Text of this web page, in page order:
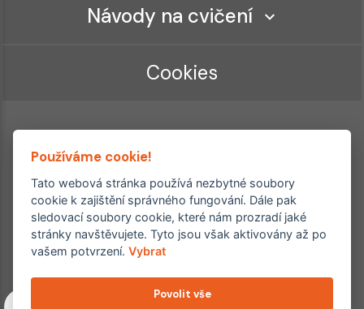
Návody na cvičení
Cookies
Ordinace roku
Rehabilitační ordinace
2. místo – 2017/2019
Copyright © 2011–2026 FYZIOklinika s.r.o.
Používáme cookie!
Tato webová stránka používá nezbytné soubory
cookie k zajištění správného fungování. Dále pak
sledovací soubory cookie, které nám prozradí jaké
stránky navštěvujete. Tyto jsou však aktivovány až po
vašem potvrzení.Vybrat
Povolit vše